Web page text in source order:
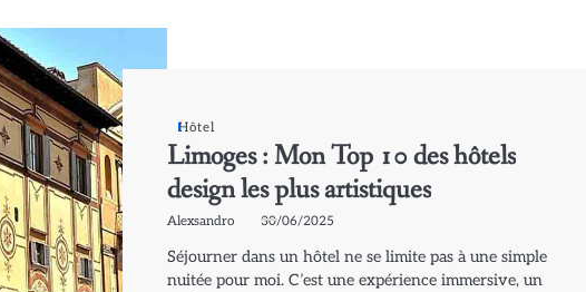
Hôtel
Limoges : Mon Top 10 des hôtels
design les plus artistiques
Alexsandro 30/06/2025
Séjourner dans un hôtel ne se limite pas à une simple
nuitée pour moi. C’est une expérience immersive, un